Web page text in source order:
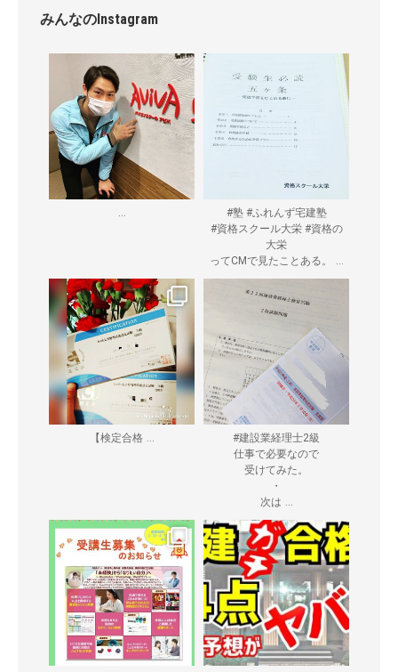
みんなのInstagram
#塾 #ふれんず宅建塾
#資格スクール大栄 #資格の
大栄
ってCMで見たことある。
【検定合格
#建設業経理士2級
仕事で必要なので
受けてみた。
・
次は